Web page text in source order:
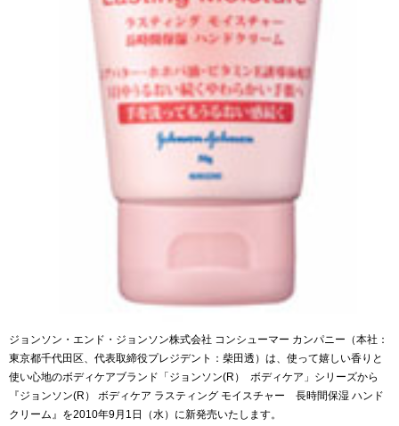
ジョンソン・エンド・ジョンソン株式会社 コンシューマー カンパニー（本社：
東京都千代田区、代表取締役プレジデント：柴田透）は、使って嬉しい香りと
使い心地のボディケアブランド「ジョンソン(R） ボディケア」シリーズから
『ジョンソン(R） ボディケア ラスティング モイスチャー 長時間保湿 ハンド
クリーム』を2010年9月1日（水）に新発売いたします。